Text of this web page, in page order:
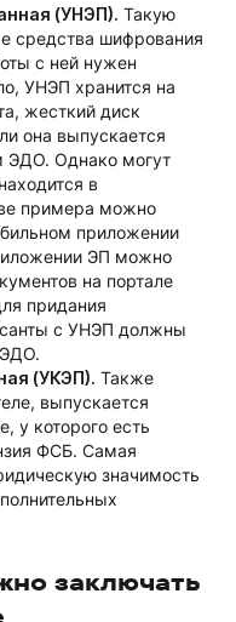
(УНЭП). Такую
средства шифрования
с ней нужен
УНЭП хранится на
жесткий диск
она выпускается
ЭДО. Однако могут
в
примера можно
приложении
ЭП можно
на портале
придания
с УНЭП должны
ЭДО.
(УКЭП). Также
выпускается
у которого есть
ФСБ. Самая
значимость
заключать